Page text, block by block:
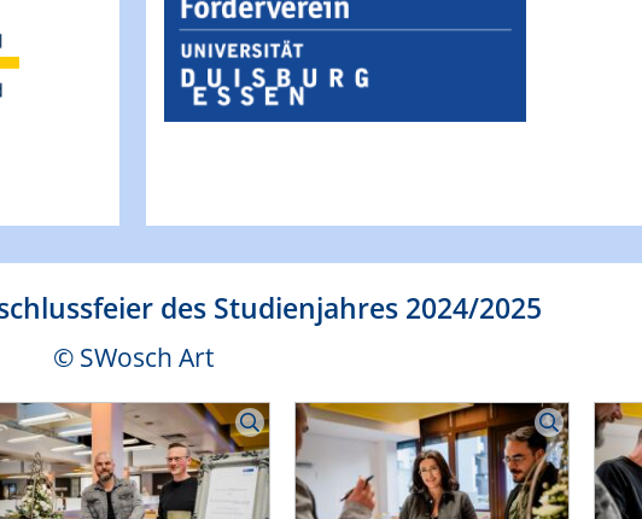
des Studienjahres 2024/2025
© SWosch Art